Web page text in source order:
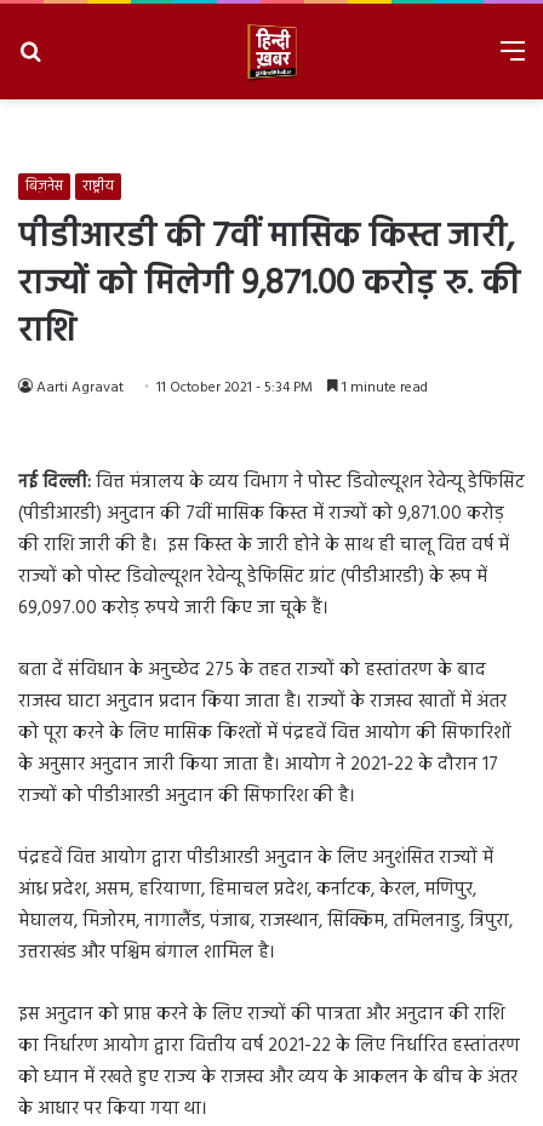
बिज़नेस राष्ट्रीय
पीडीआरडी की 7वीं मासिक किस्त जारी,
राज्यों को मिलेगी 9,871.00 करोड़ रु. की
राशि
Aarti Agravat 11 October 2021 - 5:34 PM 1 minute read
नई दिल्ली:वित्त मंत्रालय के व्यय विभाग ने पोस्ट डिवोल्यूशन रेवेन्यू डेफिसिट
(पीडीआरडी) अनुदान की 7वीं मासिक किस्त में राज्यों को 9,871.00 करोड़
की राशि जारी की है। इस किस्त के जारी होने के साथ ही चालू वित्त वर्ष में
राज्यों को पोस्ट डिवोल्यूशन रेवेन्यू डेफिसिट ग्रांट (पीडीआरडी) के रूप में
69,097.00 करोड़ रुपये जारी किए जा चूके हैं।
बता दें संविधान के अनुच्छेद 275 के तहत राज्यों को हस्तांतरण के बाद
राजस्व घाटा अनुदान प्रदान किया जाता है। राज्यों के राजस्व खातों में अंतर
को पूरा करने के लिए मासिक किश्तों में पंद्रहवें वित्त आयोग की सिफारिशों
के अनुसार अनुदान जारी किया जाता है। आयोग ने 2021-22 के दौरान 17
राज्यों को पीडीआरडी अनुदान की सिफारिश की है।
पंद्रहवें वित्त आयोग द्वारा पीडीआरडी अनुदान के लिए अनुशंसित राज्यों में
आंध्र प्रदेश, असम, हरियाणा, हिमाचल प्रदेश, कर्नाटक, केरल, मणिपुर,
मेघालय, मिजोरम, नागालैंड, पंजाब, राजस्थान, सिक्किम, तमिलनाडु, त्रिपुरा,
उत्तराखंड और पश्चिम बंगाल शामिल है।
इस अनुदान को प्राप्त करने के लिए राज्यों की पात्रता और अनुदान की राशि
का निर्धारण आयोग द्वारा वित्तीय वर्ष 2021-22 के लिए निर्धारित हस्तांतरण
को ध्यान में रखते हुए राज्य के राजस्व और व्यय के आकलन के बीच के अंतर
के आधार पर किया गया था।